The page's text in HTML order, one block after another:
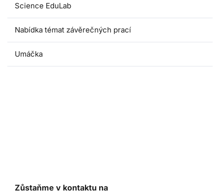
Science EduLab
Nabídka témat závěrečných prací
Umáčka
Zůstaňme v kontaktu na